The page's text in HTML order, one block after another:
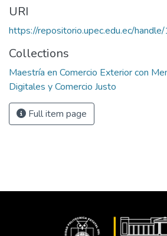
URI
https://repositorio.upec.edu.ec/
Collections
Maestría en Comercio Exterior con
Digitales y Comercio Justo
Full item page